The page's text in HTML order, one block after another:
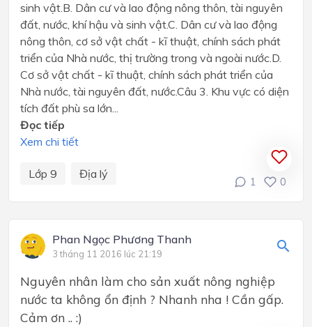
sinh vật.B. Dân cư và lao động nông thôn, tài nguyên
đất, nước, khí hậu và sinh vật.C. Dân cư và lao động
nông thôn, cơ sở vật chất - kĩ thuật, chính sách phát
triển của Nhà nước, thị trường trong và ngoài nước.D.
Cơ sở vật chất - kĩ thuật, chính sách phát triển của
Nhà nước, tài nguyên đất, nước.Câu 3. Khu vực có diện
tích đất phù sa lớn...
Đọc tiếp
Xem chi tiết
Lớp 9 Địa lý
1 0
Phan Ngọc Phương Thanh
3 tháng 11 2016 lúc 21:19
Nguyên nhân làm cho sản xuất nông nghiệp
nước ta không ổn định ? Nhanh nha ! Cần gấp.
Cảm ơn .. :)